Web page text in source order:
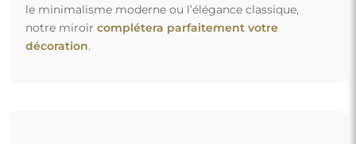
le minimalisme moderne ou l’élégance classique,
notre miroir complétera parfaitement votre
décoration.